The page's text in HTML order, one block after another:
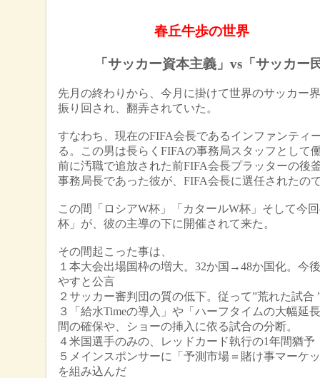
春丘牛歩の世界
「サッカー資本主義」vs「サッカー
先月の終わりから、今月に掛けて世界のサッカー
振り回され、翻弄されていた。
すなわち、現在のFIFA会長であるインファンティ
る。この男は長らくFIFAの事務局スタッフとして
前に汚職で追放された前FIFA会長プラッターの後
事務局長であった彼が、 FIFA会長に選任されたの
この間「ロシアW杯」「カタールW杯」そして今
杯」が、彼の主導の下に開催されて来た。
その間起こった事は、
１本大会出場国枠の増大。32か国→48か国化。今
やすと公言
２サッカー審判団の質の低下。従って”荒れた試合
３「給水Timeの導入」や「ハーフタイムの大幅延
間の確保や、ショーの挿入に依る試合の分断。
４米国選手のみの、レッドカード執行の1年間猶予
５メインスポンサーに「予測市場＝賭け事マーケ
を組み込んだ